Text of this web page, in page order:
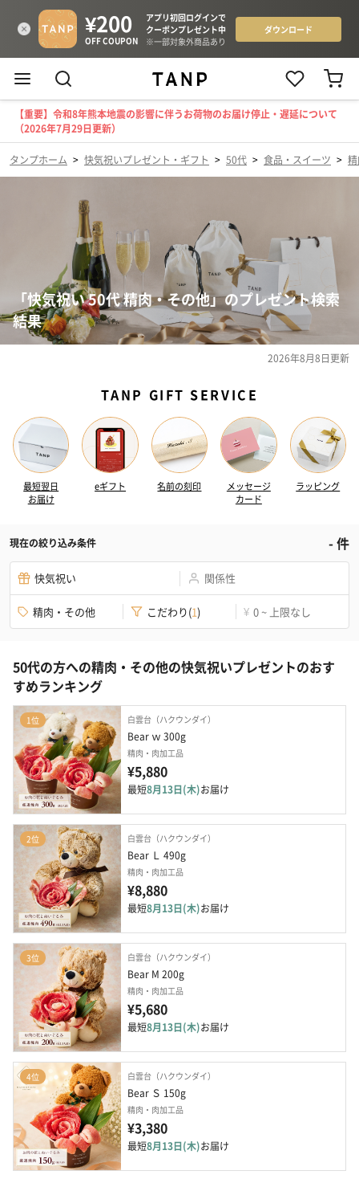
【重要】令和8年熊本地震の影響に伴うお荷物のお届け停止・遅延について
（2026年7月29日更新）
タンプホーム > 快気祝いプレゼント・ギフト > 50代 > 食品・スイーツ >
「快気祝い 50代 精肉・その他」のプレゼント検索
結果
2026年8月8日更新
TANP GIFT SERVICE
最短翌日
お届け
eギフト 名前の刻印
メッセージ
カード
ラッピング
現在の絞り込み条件 -件
快気祝い 関係性
精肉・その他 こだわり(1) ¥ 0 ~ 上限なし
50代の方への精肉・その他の快気祝いプレゼントのおす
すめランキング
1位 白雲台（ハクウンダイ）
Bear ｗ 300g
精肉・肉加工品
¥5,880
最短8月13日(木)お届け
2位 白雲台（ハクウンダイ）
Bear Ｌ 490g
精肉・肉加工品
¥8,880
最短8月13日(木)お届け
3位 白雲台（ハクウンダイ）
Bear M 200g
精肉・肉加工品
¥5,680
最短8月13日(木)お届け
4位 白雲台（ハクウンダイ）
Bear Ｓ 150g
精肉・肉加工品
¥3,380
最短8月13日(木)お届け